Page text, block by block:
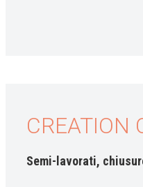
CREATION
Semi-lavorati,